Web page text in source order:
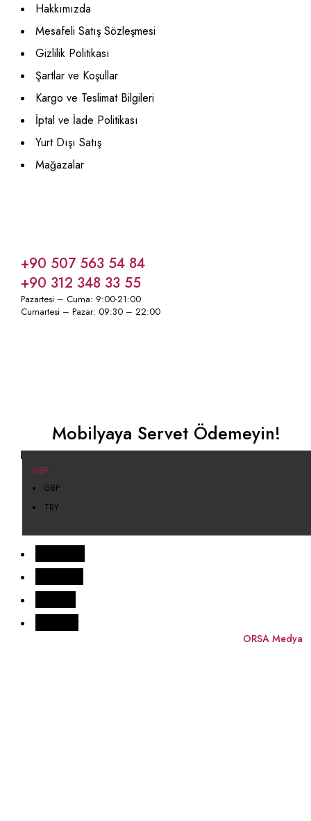
Hakkımızda
Mesafeli Satış Sözleşmesi
Gizlilik Politikası
Şartlar ve Koşullar
Kargo ve Teslimat Bilgileri
İptal ve İade Politikası
Yurt Dışı Satış
Mağazalar
+90 507 563 54 84
+90 312 348 33 55
Pazartesi – Cuma: 9:00-21:00
Cumartesi – Pazar: 09:30 – 22:00
Mobilyaya Servet Ödemeyin!
GBP
GBP
TRY
ORSA Medya